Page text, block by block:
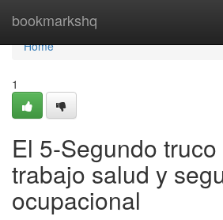
bookmarkshq
Home
Home
1
El 5-Segundo
trabajo salud y
ocupacional